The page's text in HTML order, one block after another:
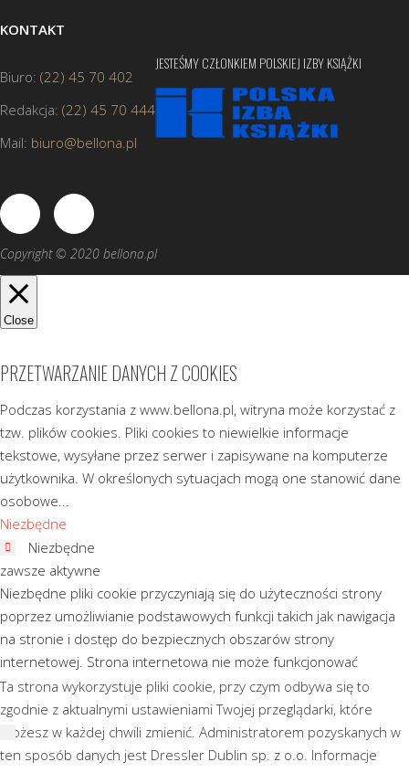
KONTAKT
Biuro: (22) 45 70 402
Redakcja: (22) 45 70 444
Mail: biuro@bellona.pl
JESTEŚMY CZŁONKIEM POLSKIEJ IZBY KSIĄŻKI
Copyright © 2020 bellona.pl
Ta strona wykorzystuje pliki cookie, przy czym odbywa się to
zgodnie z aktualnymi ustawieniami Twojej przeglądarki, które
możesz w każdej chwili zmienić. Administratorem pozyskanych w
ten sposób danych jest Dressler Dublin sp. z o.o. Informacje
Close
PRZETWARZANIE DANYCH Z COOKIES
Podczas korzystania z www.bellona.pl, witryna może korzystać z
tzw. plików cookies. Pliki cookies to niewielkie informacje
tekstowe, wysyłane przez serwer i zapisywane na komputerze
użytkownika. W określonych sytuacjach mogą one stanowić dane
osobowe...
Niezbędne
Niezbędne
zawsze aktywne
Niezbędne pliki cookie przyczyniają się do użyteczności strony
poprzez umożliwianie podstawowych funkcji takich jak nawigacja
na stronie i dostęp do bezpiecznych obszarów strony
internetowej. Strona internetowa nie może funkcjonować
poprawnie bez tych ciasteczek.
Marketingowe
Marketingowe
Marketingowe pliki cookie stosowane są w celu śledzenia